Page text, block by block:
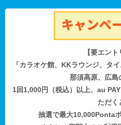
【要エント
「カラオケ館、KKラウンジ、タ
那須高原、広島
1回1,000円（税込）以上、au
ただく
抽選で最大10,000Ponta